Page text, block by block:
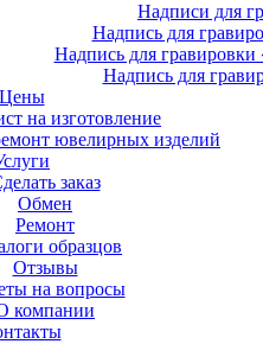
Надписи для
Надпись для
Надпись для
Надпись для
Цены
на изготовление
ювелирных изделий
заказ
Обмен
Ремонт
образцов
Отзывы
на вопросы
компании